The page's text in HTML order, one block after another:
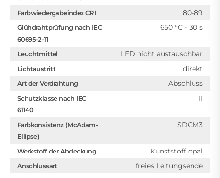
Farbwiedergabeindex CRI 80-89
Glühdrahtprüfung nach IEC
60695-2-11
650 °C - 30 s
Leuchtmittel LED nicht austauschbar
Lichtaustritt direkt
Art der Verdrahtung Abschluss
Schutzklasse nach IEC
61140
II
Farbkonsistenz (McAdam-
Ellipse)
SDCM3
Werkstoff der Abdeckung Kunststoff opal
Anschlussart freies Leitungsende